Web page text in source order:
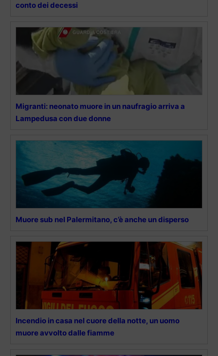
conto dei decessi
Migranti: neonato muore in un naufragio arriva a
Lampedusa con due donne
Muore sub nel Palermitano, c’è anche un disperso
Incendio in casa nel cuore della notte, un uomo
muore avvolto dalle fiamme